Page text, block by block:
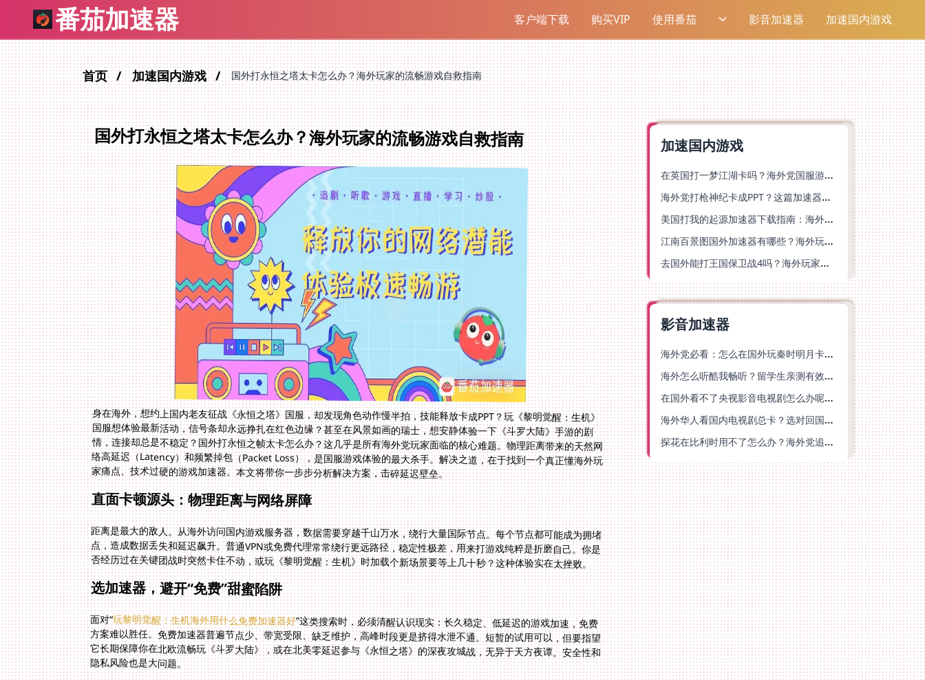
番茄加速器 客户端下载 购买VIP 使用番茄 影音加速器 加速国内游戏
首页 加速国内游戏 国外打永恒之塔太卡怎么办？海外玩家的流畅游戏自救指南
国外打永恒之塔太卡怎么办？海外玩家的流畅游戏自救指南
身在海外，想约上国内老友征战《永恒之塔》国服，却发现角色动作慢半拍，技能释放卡成PPT？玩《黎明觉醒：生机》
国服想体验最新活动，信号条却永远挣扎在红色边缘？甚至在风景如画的瑞士，想安静体验一下《斗罗大陆》手游的剧
情，连接却总是不稳定？国外打永恒之帧太卡怎么办？这几乎是所有海外党玩家面临的核心难题。物理距离带来的天然网
络高延迟（Latency）和频繁掉包（Packet Loss），是国服游戏体验的最大杀手。解决之道，在于找到一个真正懂海外玩
家痛点、技术过硬的游戏加速器。本文将带你一步步分析解决方案，击碎延迟壁垒。
直面卡顿源头：物理距离与网络屏障
距离是最大的敌人。从海外访问国内游戏服务器，数据需要穿越千山万水，绕行大量国际节点。每个节点都可能成为拥堵
点，造成数据丢失和延迟飙升。普通VPN或免费代理常常绕行更远路径，稳定性极差，用来打游戏纯粹是折磨自己。你是
否经历过在关键团战时突然卡住不动，或玩《黎明觉醒：生机》时加载个新场景要等上几十秒？这种体验实在太挫败。
选加速器，避开“免费”甜蜜陷阱
面对“玩黎明觉醒：生机海外用什么免费加速器好”这类搜索时，必须清醒认识现实：长久稳定、低延迟的游戏加速，免费
方案难以胜任。免费加速器普遍节点少、带宽受限、缺乏维护，高峰时段更是挤得水泄不通。短暂的试用可以，但要指望
它长期保障你在北欧流畅玩《斗罗大陆》，或在北美零延迟参与《永恒之塔》的深夜攻城战，无异于天方夜谭。安全性和
隐私风险也是大问题。
加速国内游戏
在英国打一梦江湖卡吗？海外党国服游戏不卡顿的终极解法
海外党打枪神纪卡成PPT？这篇加速器选择指南帮你丝滑上分
美国打我的起源加速器下载指南：海外玩国服游戏不再卡的终极方案
江南百景图国外加速器有哪些？海外玩家亲测好用的选择与避坑指南
去国外能打王国保卫战4吗？海外玩家国服游戏加速全攻略（附公主连结幻想江湖实测）
影音加速器
海外党必看：怎么在国外玩秦时明月卡牌版？附豆瓣EZCast地区限制破解法
海外怎么听酷我畅听？留学生亲测有效的华语内容解锁指南
在国外看不了央视影音电视剧怎么办呢？海外党亲测有效的回国加速方案
海外华人看国内电视剧总卡？选对回国加速器，还能解决菲律宾打不开反诈中心的问题
探花在比利时用不了怎么办？海外党追剧办事全攻略，选对加速器就够了